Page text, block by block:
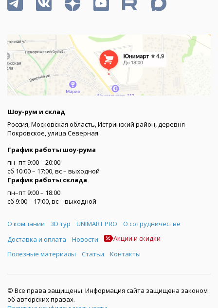
Шоу-рум и склад
Россия, Московская область, Истринский район, деревня
Покровское, улица Северная
График работы шоу-рума
пн–пт 9:00 – 20:00
сб 10:00 – 17:00, вс – выходной
График работы склада
пн–пт 9:00 – 18:00
сб 9:00 – 17:00, вс – выходной
Меню
О компании 3D тур UNIMART PRO
О сотрудничестве
Доставка и оплата
Новости
Акции и скидки
Полезные материалы
Статьи Контакты
© Все права защищены. Информация сайта защищена законом
об авторских правах.